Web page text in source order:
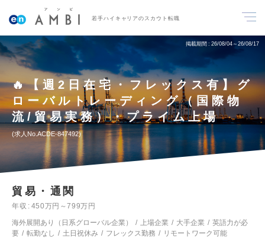
若手ハイキャリアのスカウト転職
掲載期間 26/08/04～26/08/17
🔥【週2日在宅・フレックス有】グ
ローバルトレーディング（国際物
流/貿易実務）・プライム上場
求人No.ACDE-847492
貿易・通関
年収
450万円～799万円
海外展開あり（日系グローバル企業）
上場企業 大手企業
英語力が必
要
転勤なし 土日祝休み フレックス勤務 リモートワーク可能